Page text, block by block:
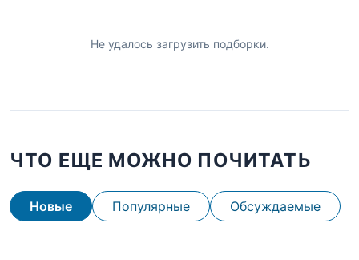
Не удалось загрузить подборки.
ЧТО ЕЩЕ МОЖНО ПОЧИТАТЬ
Новые Популярные Обсуждаемые